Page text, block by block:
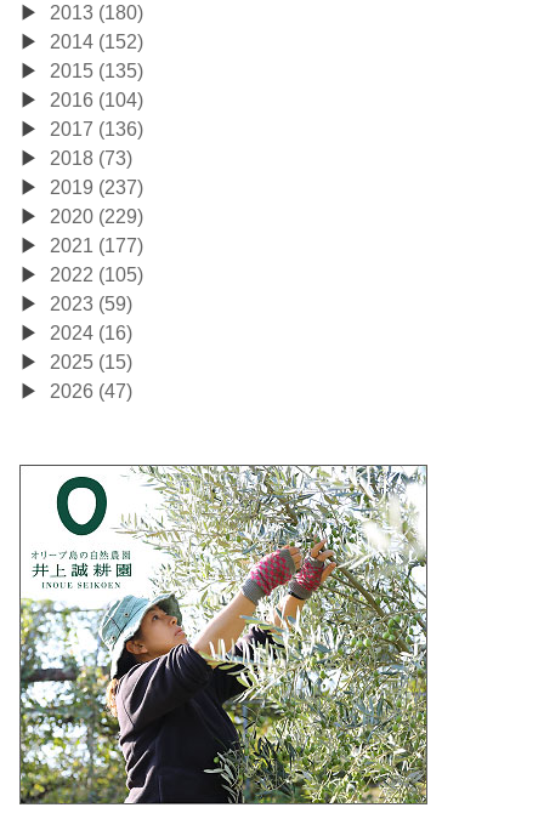
2013 (180)
2014 (152)
2015 (135)
2016 (104)
2017 (136)
2018 (73)
2019 (237)
2020 (229)
2021 (177)
2022 (105)
2023 (59)
2024 (16)
2025 (15)
2026 (47)